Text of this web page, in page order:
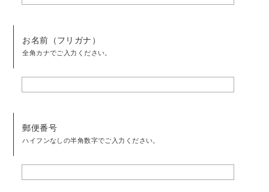
お名前（フリガナ）
全角カナでご入力ください。
郵便番号
ハイフンなしの半角数字でご入力ください。